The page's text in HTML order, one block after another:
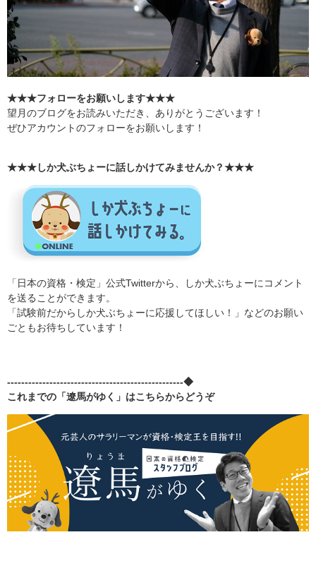
★★★フォローをお願いします★★★
望月のブログをお読みいただき、ありがとうございます！
ぜひアカウントのフォローをお願いします！
★★★しか犬ぶちょーに話しかけてみませんか？★★★
「日本の資格・検定」公式Twitterから、しか犬ぶちょーにコメント
を送ることができます。
「試験前だからしか犬ぶちょーに応援してほしい！」などのお願い
ごともお待ちしています！​
--------------------------------------------------◆
これまでの「遼馬がゆく」はこちらからどうぞ​​